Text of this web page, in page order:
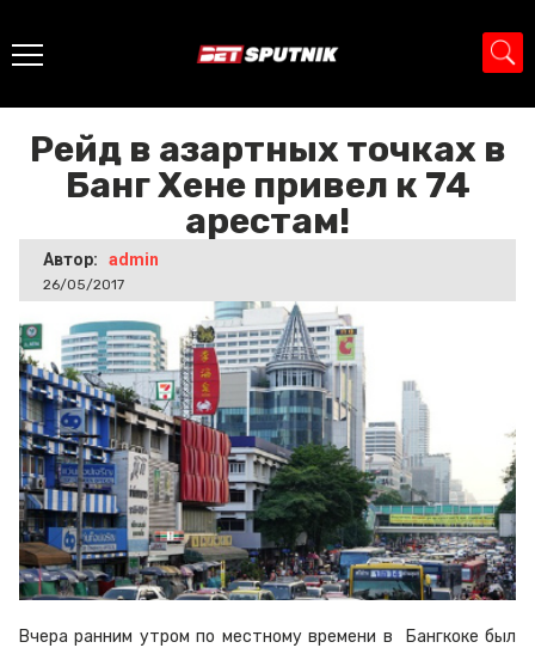
Рейд в азартных точках в Банг Хене
Рейд в азартных точках в
Банг Хене привел к 74
арестам!
Автор: admin
26/05/2017
Вчера ранним утром по местному времени в Бангкоке был